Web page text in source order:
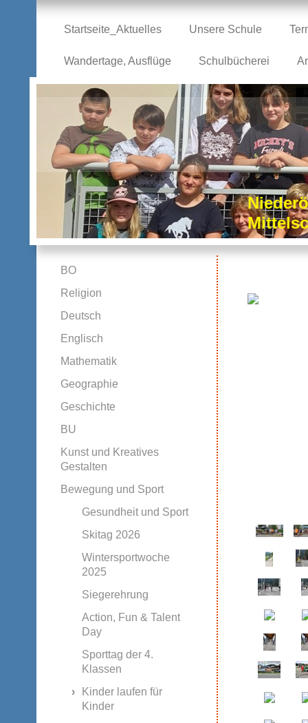
Startseite_Aktuelles Unsere Schule
Wandertage, Ausflüge Schulbücherei
BO
Religion
Deutsch
Englisch
Mathematik
Geographie
Geschichte
BU
Kunst und Kreatives
Gestalten
Bewegung und Sport
Gesundheit und Sport
Skitag 2026
Wintersportwoche
2025
Siegerehrung
Action, Fun & Talent
Day
Sporttag der 4.
Klassen
Kinder laufen für
Kinder